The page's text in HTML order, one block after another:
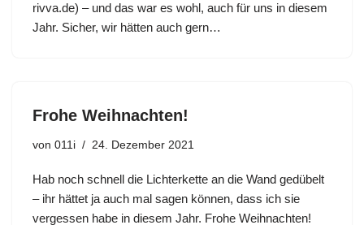
rivva.de) – und das war es wohl, auch für uns in diesem
Jahr. Sicher, wir hätten auch gern…
Frohe Weihnachten!
von 011i 24. Dezember 2021
Hab noch schnell die Lichterkette an die Wand gedübelt
– ihr hättet ja auch mal sagen können, dass ich sie
vergessen habe in diesem Jahr. Frohe Weihnachten!